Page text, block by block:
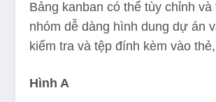
Bảng kanban có thể tùy chỉnh
nhóm dễ dàng hình dung dự án
kiểm tra và tệp đính kèm vào
Hình A